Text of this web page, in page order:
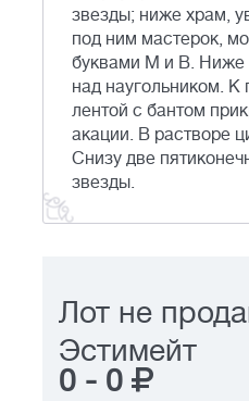
звезды; ниже храм,
под ним мастерок,
буквами M и B. Ниже
над наугольником. К
лентой с бантом
акации. В растворе
Снизу две
звезды.
Лот не
Эстимейт
0 - 0